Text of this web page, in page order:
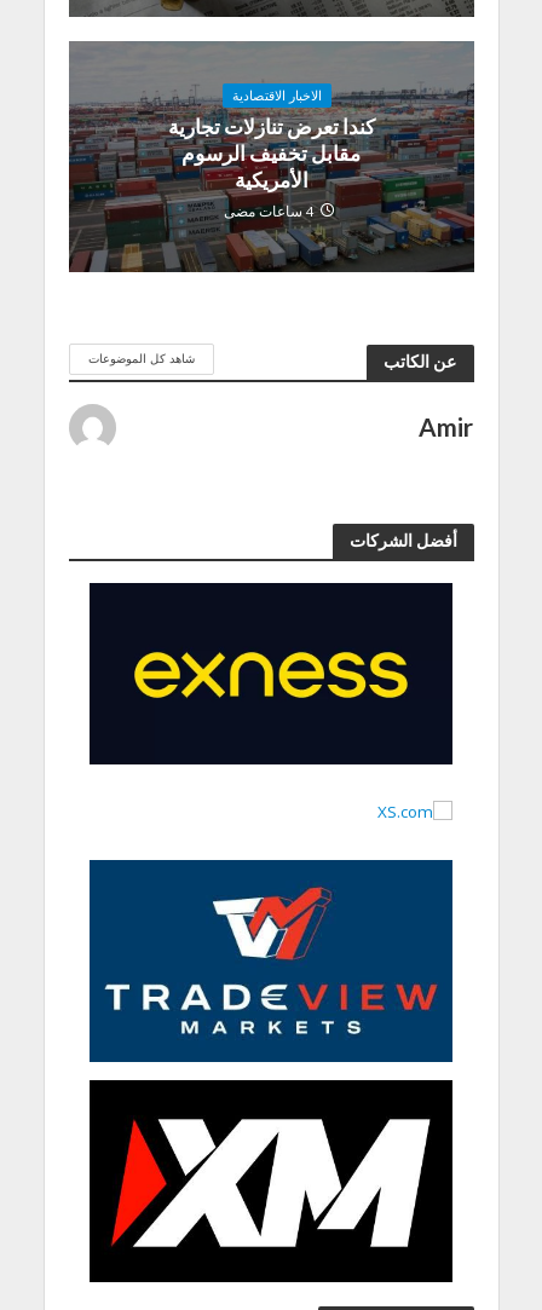
الاخبار الاقتصادية
كندا تعرض تنازلات تجارية
مقابل تخفيف الرسوم
الأمريكية
4 ساعات مضى
عن الكاتب شاهد كل الموضوعات
Amir
أفضل الشركات